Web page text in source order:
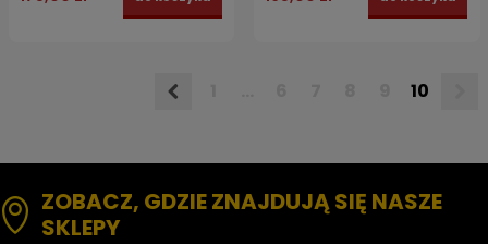
10
ZOBACZ, GDZIE ZNAJDUJĄ SIĘ NASZE
SKLEPY